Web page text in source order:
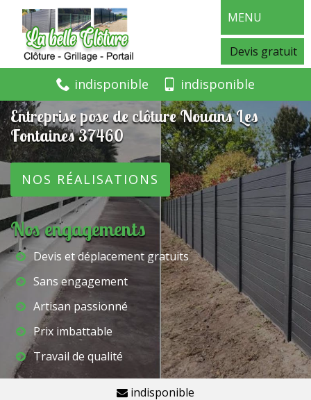
MENU
Devis gratuit
indisponible indisponible
Entreprise pose de clôture Nouans Les
Fontaines 37460
NOS RÉALISATIONS
Nos engagements
Devis et déplacement gratuits
Sans engagement
Artisan passionné
Prix imbattable
Travail de qualité
indisponible